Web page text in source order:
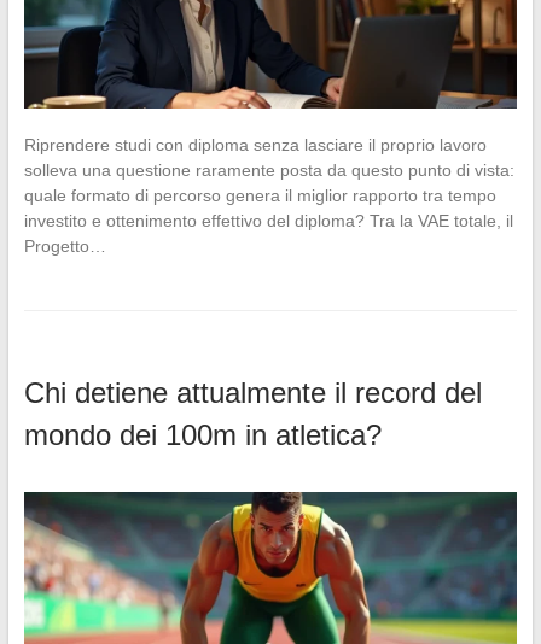
Riprendere studi con diploma senza lasciare il proprio lavoro
solleva una questione raramente posta da questo punto di vista:
quale formato di percorso genera il miglior rapporto tra tempo
investito e ottenimento effettivo del diploma? Tra la VAE totale, il
Progetto…
Chi detiene attualmente il record del
mondo dei 100m in atletica?